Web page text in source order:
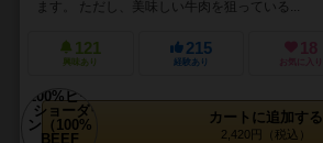
ます。 ただし、美味しい牛肉を狙っている...
121
興味あり
215
経験あり
18
お気に入り
カートに追加する
2,420円（税込）